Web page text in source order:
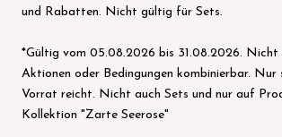
und Rabatten. Nicht gültig für Sets.
*Gültig vom 05.08.2026 bis 31.08.2026. Nicht
Aktionen oder Bedingungen kombinierbar. Nur
Vorrat reicht. Nicht auch Sets und nur auf
Kollektion "Zarte Seerose"